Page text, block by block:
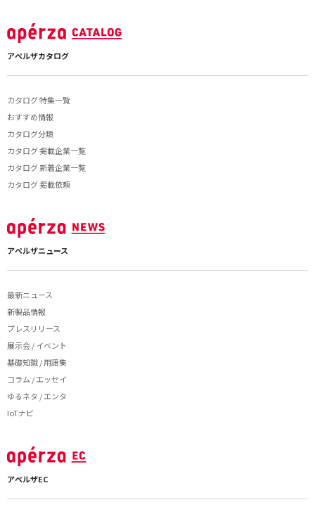
アペルザカタログ
カタログ 特集一覧
おすすめ情報
カタログ分類
カタログ 掲載企業一覧
カタログ 新着企業一覧
カタログ 掲載依頼
アペルザニュース
最新ニュース
新製品情報
プレスリリース
展示会 / イベント
基礎知識 / 用語集
コラム / エッセイ
ゆるネタ / エンタ
IoTナビ
アペルザEC